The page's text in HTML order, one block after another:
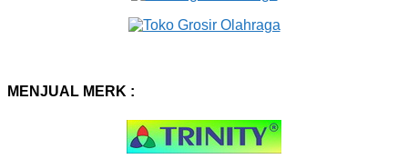
MENJUAL MERK :